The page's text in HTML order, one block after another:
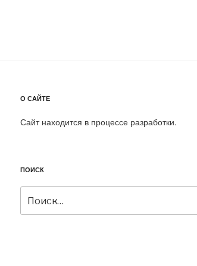
О САЙТЕ
Сайт находится в процессе разработки.
ПОИСК